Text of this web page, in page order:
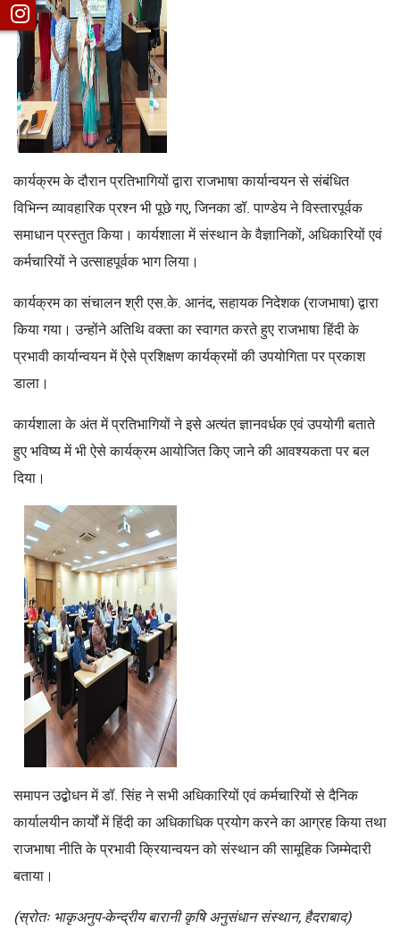
कार्यक्रम के दौरान प्रतिभागियों द्वारा राजभाषा कार्यान्वयन से संबंधित
विभिन्न व्यावहारिक प्रश्न भी पूछे गए, जिनका डॉ. पाण्डेय ने विस्तारपूर्वक
समाधान प्रस्तुत किया। कार्यशाला में संस्थान के वैज्ञानिकों, अधिकारियों एवं
कर्मचारियों ने उत्साहपूर्वक भाग लिया।
कार्यक्रम का संचालन श्री एस.के. आनंद, सहायक निदेशक (राजभाषा) द्वारा
किया गया। उन्होंने अतिथि वक्ता का स्वागत करते हुए राजभाषा हिंदी के
प्रभावी कार्यान्वयन में ऐसे प्रशिक्षण कार्यक्रमों की उपयोगिता पर प्रकाश
डाला।
कार्यशाला के अंत में प्रतिभागियों ने इसे अत्यंत ज्ञानवर्धक एवं उपयोगी बताते
हुए भविष्य में भी ऐसे कार्यक्रम आयोजित किए जाने की आवश्यकता पर बल
दिया।
समापन उद्बोधन में डॉ. सिंह ने सभी अधिकारियों एवं कर्मचारियों से दैनिक
कार्यालयीन कार्यों में हिंदी का अधिकाधिक प्रयोग करने का आग्रह किया तथा
राजभाषा नीति के प्रभावी क्रियान्वयन को संस्थान की सामूहिक जिम्मेदारी
बताया।
(स्रोतः भाकृअनुप-केन्द्रीय बारानी कृषि अनुसंधान संस्थान, हैदराबाद)